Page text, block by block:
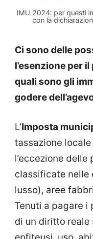
IMU 2024: per questi
con la
Ci sono delle
l’esenzione per il
quali sono gli
godere
L’Imposta
tassazione
l’eccezione delle
classificate nelle
lusso), aree
Tenuti a pagare i
di un diritto reale